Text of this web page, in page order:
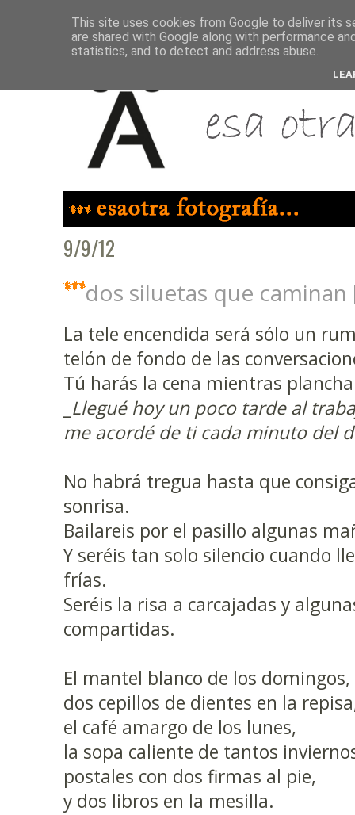
9/9/12
dos siluetas que
La tele encendida será sólo un
telón de fondo de las
Tú harás la cena mientras
Llegué hoy un poco tarde al
me acordé de ti cada minuto del
No habrá tregua hasta que
sonrisa.
Bailareis por el pasillo algunas
Y seréis tan solo silencio cuando
frías.
Seréis la risa a carcajadas y
compartidas.
El mantel blanco de los domingos,
dos cepillos de dientes en la
el café amargo de los lunes,
la sopa caliente de tantos
postales con dos firmas al pie,
y dos libros en la mesilla.
This site uses cookies from Google to deliver its
are shared with Google along with performance
statistics, and to detect and address abuse.